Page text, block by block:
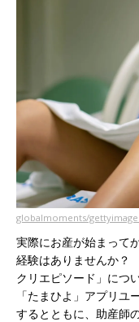
globalmoments/
実際にお産が始まって
経験はありませんか？
クリエピソード」につ
「たまひよ」アプリ
するとともに、助産師